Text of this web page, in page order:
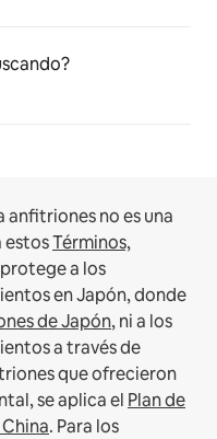
anfitriones no es una
estosTérminos,
a los
en Japón, donde
de Japón, ni a los
a través de
que ofrecieron
se aplica el Plan de
. Para los